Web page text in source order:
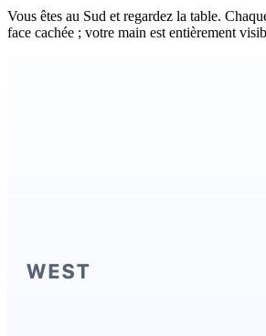
Vous êtes au Sud et regardez la table.
face cachée ; votre main est entièrement